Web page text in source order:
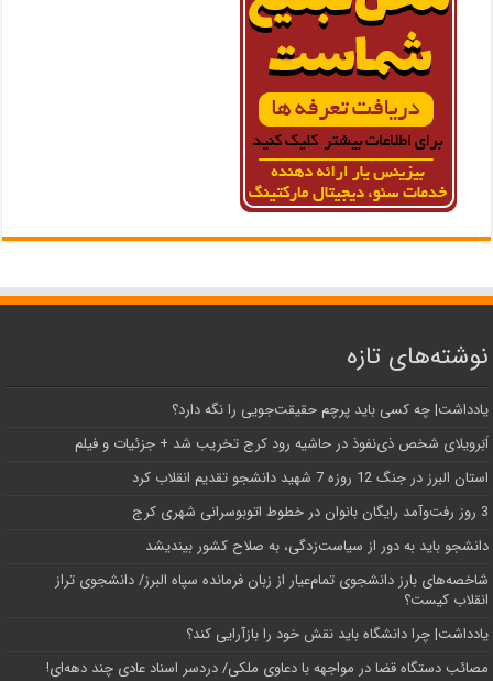
نوشته‌های تازه
یادداشت| ‌چه کسی باید پرچم حقیقت‌جویی را نگه دارد؟
اَبَر‌ویلای شخص ذی‌نفوذ در حاشیه‌ رود کرج تخریب شد + جزئیات و فیلم
استان البرز در جنگ 12 روزه 7 شهید دانشجو تقدیم انقلاب کرد
3 روز رفت‌وآمد رایگان بانوان در خطوط اتوبوسرانی شهری کرج
دانشجو باید به دور از سیاست‌زدگی، به صلاح کشور بیندیشد
شاخصه‌های بارز دانشجوی تمام‌عیار از زبان فرمانده سپاه البرز/ دانشجوی تراز
انقلاب کیست؟
یادداشت| چرا دانشگاه باید نقش خود را بازآرایی کند؟
مصائب دستگاه قضا در مواجهه با دعاوی ملکی/ دردسر اسناد عادی چند‌ دهه‌ای!